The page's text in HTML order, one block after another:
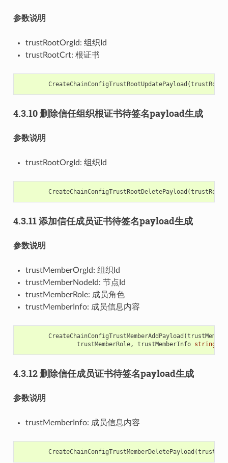
参数说明
trustRootOrgId: 组织Id
trustRootCrt: 根证书
CreateChainConfigTrustRootUpdatePayload (
4.3.10 删除信任组织根证书待签名payload生成
参数说明
trustRootOrgId: 组织Id
CreateChainConfigTrustRootDeletePayload (
4.3.11 添加信任成员证书待签名payload生成
参数说明
trustMemberOrgId: 组织Id
trustMemberNodeId: 节点Id
trustMemberRole: 成员角色
trustMemberInfo: 成员信息内容
CreateChainConfigTrustMemberAddPayload (
trustMemberRole, trustMemberInfo string
4.3.12 删除信任成员证书待签名payload生成
参数说明
trustMemberInfo: 成员信息内容
CreateChainConfigTrustMemberDeletePayload (